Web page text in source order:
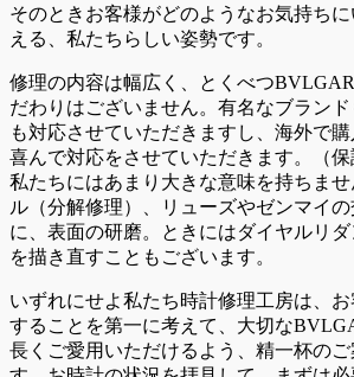
そのときお客様がどのようなお気持ち
える、私たちらしい姿勢です。
修理の内容は幅広く、とくべつ
だわりはございません。有名なブラン
も対応させていただきますし、海外で購
喜んで対応をさせていただきます。（保
私たちにはあまり大きな意味を持ちま
ル（分解修理）、リューズやゼンマイ
に、表面の研磨。ときにはダイヤルリ
を描き直すこともございます。
いずれにせよ私たち時計修理工房は、
することを第一に考えて、大切な
長くご愛用いただけるよう、精一杯の